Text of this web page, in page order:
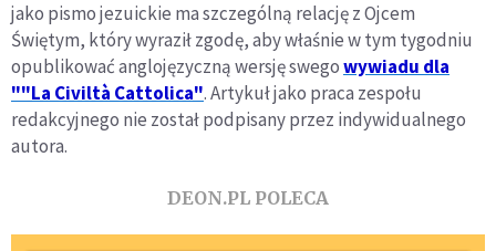
jako pismo jezuickie ma szczególną relację z Ojcem
Świętym, który wyraził zgodę, aby właśnie w tym tygodniu
opublikować anglojęzyczną wersję swegowywiadu dla
""La Civiltà Cattolica". Artykuł jako praca zespołu
redakcyjnego nie został podpisany przez indywidualnego
autora.
DEON.PL POLECA